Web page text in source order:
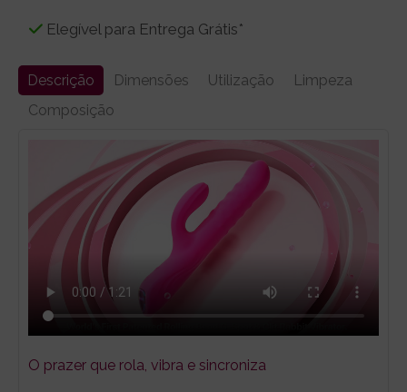
Elegível para Entrega Grátis*
Descrição Dimensões Utilização
Limpeza
Composição
O prazer que rola, vibra e sincroniza